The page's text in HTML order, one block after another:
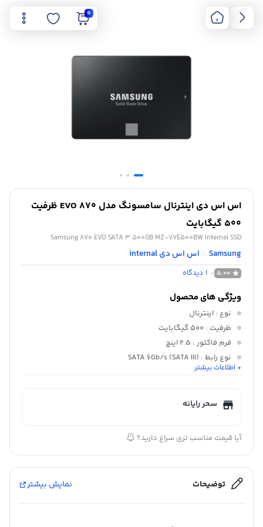
0
اس اس دی اینترنال سامسونگ مدل 870 EVO ظرفیت
500 گیگابایت
Samsung 870 EVO SATA 3 500GB MZ-77E500BW Internal SSD
Samsung
/ اس اس دی internal
5.00
1 دیدگاه
ویژگی های محصول
نوع : اینترنال
ظرفیت : 500 گیگابایت
فرم فاکتور : 2.5 اینچ
نوع رابط : SATA 6Gb/s (SATA III)
سازنده: SAMSUNG
+ اطلاعات بیشتر
سحر رایانه
آیا قیمت مناسب تری سراغ دارید؟
توضیحات نمایش بیشتر